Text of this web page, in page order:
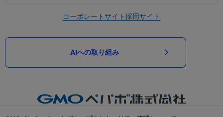
コーポレートサイト採用サイト
AIへの取り組み